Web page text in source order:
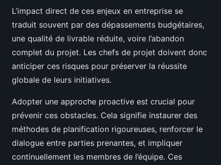
L’impact direct de ces enjeux en entreprise se
traduit souvent par des dépassements budgétaires,
une qualité de livrable réduite, voire l’abandon
complet du projet. Les chefs de projet doivent donc
anticiper ces risques pour préserver la réussite
globale de leurs initiatives.
Adopter une approche proactive est crucial pour
prévenir ces obstacles. Cela signifie instaurer des
méthodes de planification rigoureuses, renforcer le
dialogue entre parties prenantes, et impliquer
continuellement les membres de l’équipe. Ces